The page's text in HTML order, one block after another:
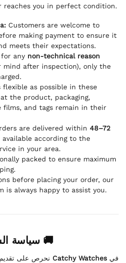
reaches you in perfect condition.
Customers are welcome to
making payment to ensure it
meets their expectations.
any non-technical reason
mind after inspection), only the
flexible as possible in these
the product, packaging,
films, and tags remain in their
are delivered within 48–72
according to the
in your area.
packed to ensure maximum
before placing your order, our
is always happy to assist you.
🚚 سياسة
فيCatchy Watches نحرص على